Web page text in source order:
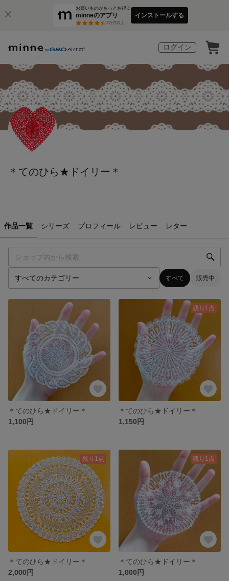
お買いものがもっとお得に
minneのアプリ
3万件以上
インストールする
ログイン
＊てのひら★ドイリー＊
作品一覧 シリーズ プロフィール レビュー レター
すべて 販売中
＊てのひら★ドイリー＊
1,100円
残り1点
＊てのひら★ドイリー＊
1,150円
残り1点
＊てのひら★ドイリー＊
2,000円
残り1点
＊てのひら★ドイリー＊
1,000円